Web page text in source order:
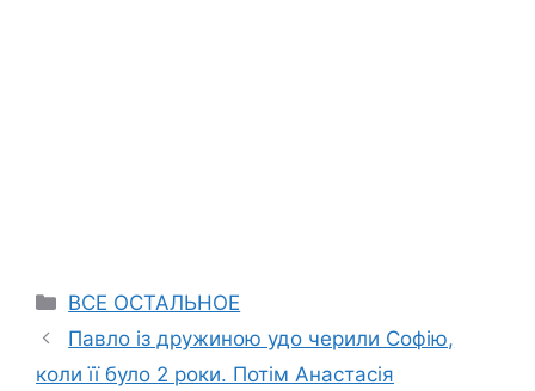
Categories
ВСЕ ОСТАЛЬНОЕ
Павло із дружиною удо черили Софію,
коли її було 2 роки. Потім Анастасія